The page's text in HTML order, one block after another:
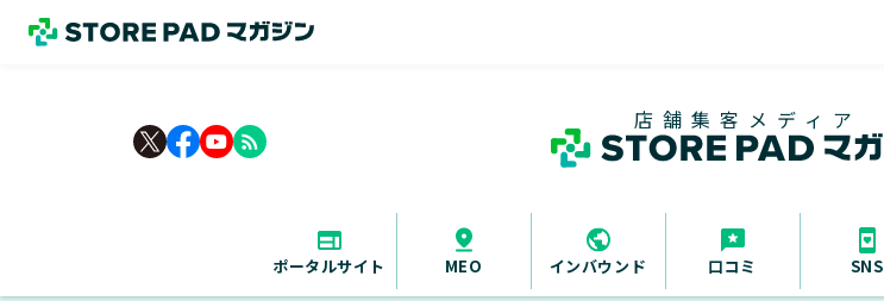
rss_feed
店舗集客メディア
ポータルサイト MEO インバウンド 口コミ SNS